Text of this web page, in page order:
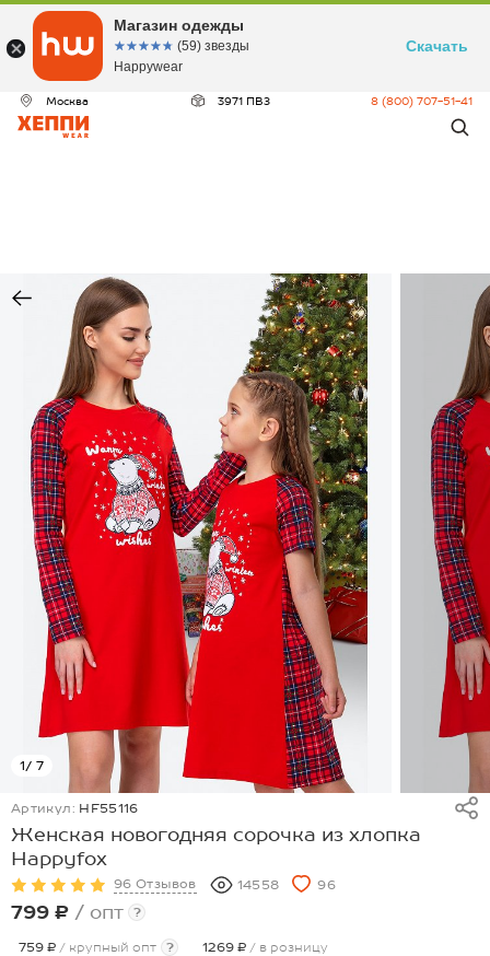
Москва 3971 ПВЗ 8 (800) 707-51-41
1/ 7
Артикул: HF55116
Женская новогодняя сорочка из хлопка
Happyfox
96 Отзывов 14558 96
799 ₽ / опт ?
759 ₽ / крупный опт ? 1269 ₽ / в розницу
Магазин одежды
☆☆☆☆☆
★★★★★ (59) звезды
Happywear
Скачать